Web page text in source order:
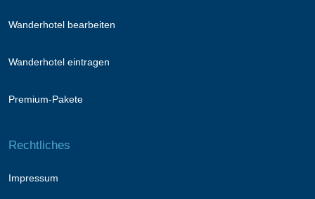
Wanderhotel bearbeiten
Wanderhotel eintragen
Premium-Pakete
Rechtliches
Impressum